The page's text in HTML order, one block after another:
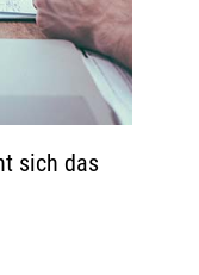
sich das